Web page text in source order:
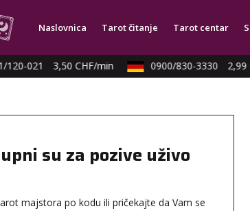
Naslovnica Tarot čitanje Tarot centar
120-021 3,50 CHF/min 0900/830-3330 2,99
su za pozive uživo
majstora po kodu ili pričekajte da Vam se